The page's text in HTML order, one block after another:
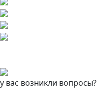
у вас возникли вопросы?